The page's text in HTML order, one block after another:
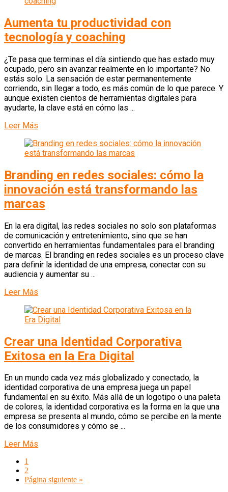
Aumenta tu productividad con
tecnología y coaching
¿Te pasa que terminas el día sintiendo que has estado muy
ocupado, pero sin avanzar realmente en lo importante? No
estás solo. La sensación de estar permanentemente
corriendo, sin llegar a todo, es más común de lo que parece. Y
aunque existen cientos de herramientas digitales para
ayudarte, la clave está en cómo las ...
Leer Más
Branding en redes sociales: cómo la
innovación está transformando las
marcas
En la era digital, las redes sociales no solo son plataformas
de comunicación y entretenimiento, sino que se han
convertido en herramientas fundamentales para el branding
de marcas. El branding en redes sociales es un proceso clave
para definir la identidad de una empresa, conectar con su
audiencia y aumentar su ...
Leer Más
Crear una Identidad Corporativa
Exitosa en la Era Digital
En un mundo cada vez más globalizado y conectado, la
identidad corporativa de una empresa juega un papel
fundamental en su éxito. Más allá de un logotipo o una paleta
de colores, la identidad corporativa es la forma en la que una
empresa se presenta al mundo, cómo se percibe en la mente
de los consumidores y cómo se ...
Leer Más
1
2
Página siguiente »